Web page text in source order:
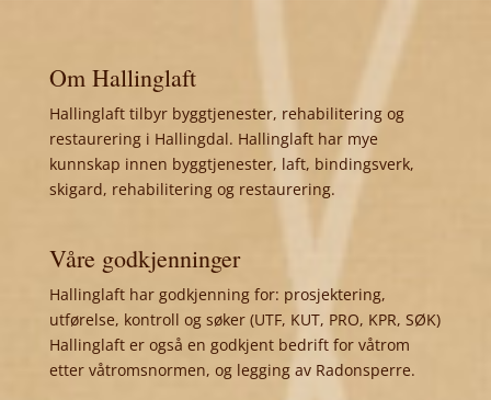
Om Hallinglaft
Hallinglaft tilbyr byggtjenester, rehabilitering og
restaurering i Hallingdal. Hallinglaft har mye
kunnskap innen byggtjenester, laft, bindingsverk,
skigard, rehabilitering og restaurering.
Våre godkjenninger
Hallinglaft har godkjenning for: prosjektering,
utførelse, kontroll og søker (UTF, KUT, PRO, KPR, SØK)
Hallinglaft er også en godkjent bedrift for våtrom
etter våtromsnormen, og legging av Radonsperre.